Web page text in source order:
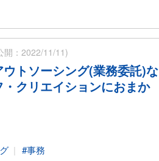
開：2022/11/11)
トソーシング(業務委託)な
・クリエイションにおまか
事務